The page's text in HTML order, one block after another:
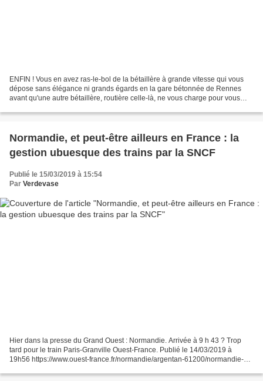
ENFIN ! Vous en avez ras-le-bol de la bétaillère à grande vitesse qui vous
dépose sans élégance ni grands égards en la gare bétonnée de Rennes
avant qu'une autre bétaillère, routière celle-là, ne vous charge pour vous
Normandie, et peut-être ailleurs en France : la
gestion ubuesque des trains par la SNCF
Publié le 15/03/2019 à 15:54
Par Verdevase
Hier dans la presse du Grand Ouest : Normandie. Arrivée à 9 h 43 ? Trop
tard pour le train Paris-Granville Ouest-France. Publié le 14/03/2019 à
19h56 https://www.ouest-france.fr/normandie/argentan-61200/normandie-